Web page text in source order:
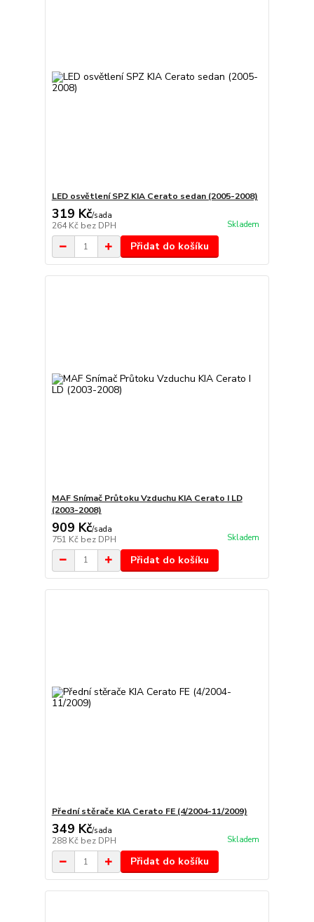
LED osvětlení SPZ KIA Cerato sedan (2005-2008)
319 Kč/sada
264 Kč bez DPH Skladem
Přidat do košíku
MAF Snímač Průtoku Vzduchu KIA Cerato I LD
(2003-2008)
909 Kč/sada
751 Kč bez DPH Skladem
Přidat do košíku
Přední stěrače KIA Cerato FE (4/2004-11/2009)
349 Kč/sada
288 Kč bez DPH Skladem
Přidat do košíku